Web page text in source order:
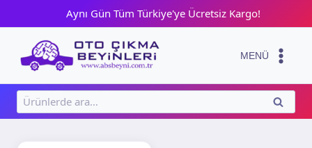
content
Aynı Gün Tüm Türkiye'ye Ücretsiz Kargo!
MENÜ
Ara:
ARA